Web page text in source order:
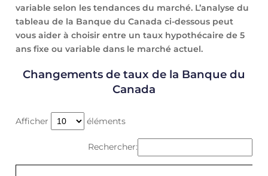
variable selon les tendances du marché. L’analyse du
tableau de la Banque du Canada ci-dessous peut
vous aider à choisir entre un taux hypothécaire de 5
ans fixe ou variable dans le marché actuel.
Changements de taux de la Banque du
Canada
Afficher éléments
Rechercher: